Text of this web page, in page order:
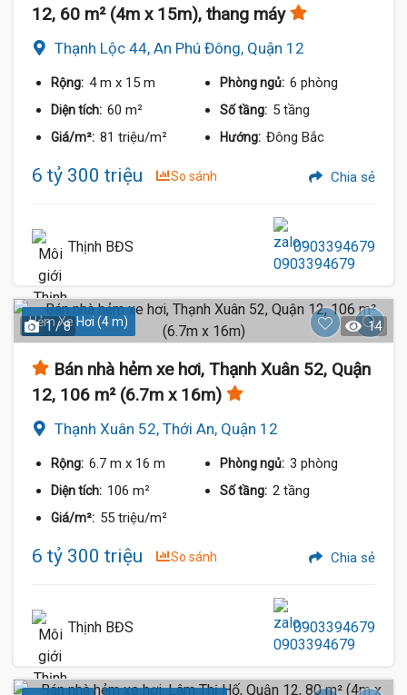
12, 60 m² (4m x 15m), thang máy
Thạnh Lộc 44, An Phú Đông, Quận 12
Rộng: 4 m x 15 m Phòng ngủ: 6 phòng
Diện tích: 60 m² Số tầng: 5 tầng
Giá/m²: 81 triệu/m² Hướng: Đông Bắc
6 tỷ 300 triệu So sánh Chia sẻ
Thịnh BĐS 0903394679
Hẻm Xe Hơi (4 m)
1 / 8 14
Bán nhà hẻm xe hơi, Thạnh Xuân 52, Quận
12, 106 m² (6.7m x 16m)
Thạnh Xuân 52, Thới An, Quận 12
Rộng: 6.7 m x 16 m Phòng ngủ: 3 phòng
Diện tích: 106 m² Số tầng: 2 tầng
Giá/m²: 55 triệu/m²
6 tỷ 300 triệu So sánh Chia sẻ
Thịnh BĐS 0903394679